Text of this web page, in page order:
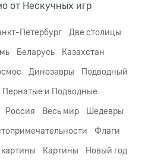
от Нескучных игр
Петербург Две столицы
Беларусь Казахстан
Динозавры Подводный
Пернатые и Подводные
Россия Весь мир Шедевры
Флаги
Картины Новый год